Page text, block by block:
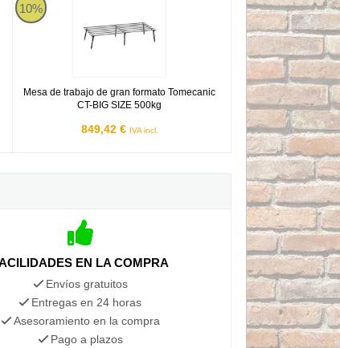
10%
Mesa de trabajo de gran formato Tomecanic
CT-BIG SIZE 500kg
849,42 € IVA incl.
EN LA COMPRA
Envíos gratuitos
Entregas en 24 horas
Asesoramiento en la compra
Pago a plazos